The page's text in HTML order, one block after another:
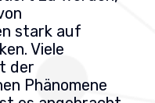
stark auf
Viele
der
Phänomene